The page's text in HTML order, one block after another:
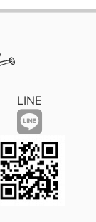
LINE